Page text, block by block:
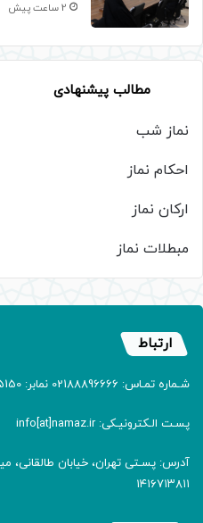
2 ساعت پیش
مطالب پیشنهادی
نماز شب
احکام نماز
ارکان نماز
مبطلات نماز
ارتباط
شـماره تمـاس: 02188896666 نمابر: 02188905150
پسـت الـکترونیـکی: info[at]namaz.ir
۱۴۱۶۷۱۳۸۱۱